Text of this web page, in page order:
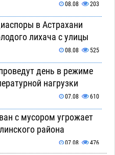
08.08 203
в Астрахани
лихача с улицы
08.08 525
день в режиме
нагрузки
07.08 610
с мусором угрожает
района
07.08 476